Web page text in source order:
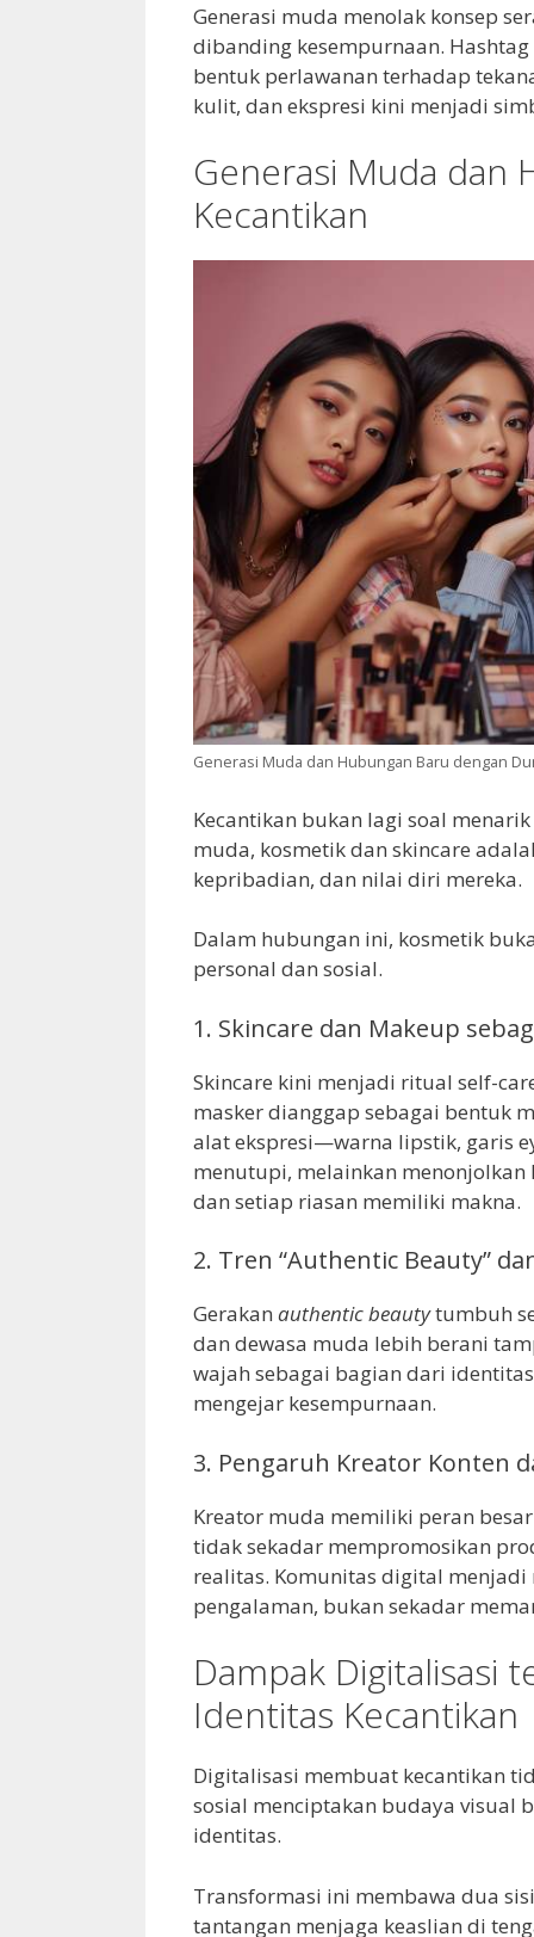
Generasi muda menolak konsep
dibanding kesempurnaan.
bentuk perlawanan terhadap
kulit, dan ekspresi kini menjadi
Generasi Muda dan
Kecantikan
Generasi Muda dan Hubungan Baru dengan
Kecantikan bukan lagi soal
muda, kosmetik dan skincare
kepribadian, dan nilai diri mereka.
Dalam hubungan ini, kosmetik
personal dan sosial.
1. Skincare dan Makeup
Skincare kini menjadi ritual self-
masker dianggap sebagai bentuk
alat ekspresi—warna lipstik, garis
menutupi, melainkan menonjolkan
dan setiap riasan memiliki makna.
2. Tren “Authentic Beauty”
Gerakan authentic beautytumbuh
dan dewasa muda lebih berani
wajah sebagai bagian dari
mengejar kesempurnaan.
3. Pengaruh Kreator Konten
Kreator muda memiliki peran
tidak sekadar mempromosikan
realitas. Komunitas digital
pengalaman, bukan sekadar
Dampak Digitalisasi
Identitas Kecantikan
Digitalisasi membuat kecantikan
sosial menciptakan budaya visual
identitas.
Transformasi ini membawa dua
tantangan menjaga keaslian di